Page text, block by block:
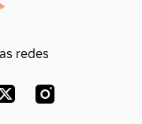
redes